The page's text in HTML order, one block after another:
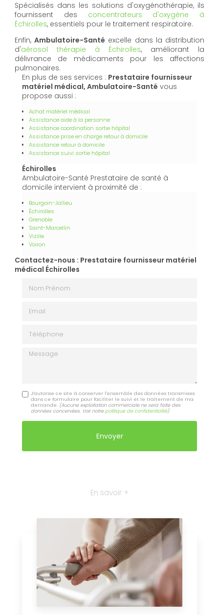
Spécialisés dans les solutions d'oxygénothérapie, ils
fournissent des concentrateurs d'oxygène à
Échirolles, essentiels pour le traitement respiratoire.
Enfin,Ambulatoire-Santé excelle dans la distribution
d'aérosol thérapie à Échirolles, améliorant la
délivrance de médicaments pour les affections
pulmonaires.
En plus de ses services : Prestataire fournisseur
matériel médical, Ambulatoire-Santé vous
propose aussi :
Achat matériel médical
Assistance aide à la personne
Assistance coordination sortie hôpital
Assistance prise en charge retour à domicile
Assistance retour à domicile
Assistance suivi sortie hôpital
Échirolles
Ambulatoire-Santé Prestataire de santé à
domicile intervient à proximité de :
Bourgoin-Jallieu
Échirolles
Grenoble
Saint-Marcellin
Vizille
Voiron
Contactez-nous : Prestataire fournisseur matériel
médical Échirolles
Message
J'autorise ce site à conserver l'ensemble des données transmises
dans ce formulaire pour faciliter le suivi et le traitement de ma
demande. (Aucune exploitation commerciale ne sera faite des
données concervées. Voir notre politique de confidentialité)
En savoir +